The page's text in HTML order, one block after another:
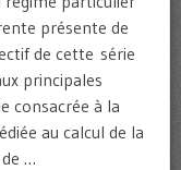
présente de
de cette série
principales
consacrée à la
au calcul de la
…